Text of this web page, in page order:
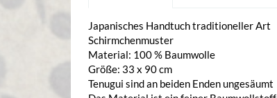
Japanisches Handtuch traditioneller Art
Schirmchenmuster
Material: 100 % Baumwolle
Größe: 33 x 90 cm
Tenugui sind an beiden Enden ungesäumt